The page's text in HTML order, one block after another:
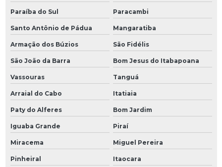
Paraíba do Sul Paracambi
Santo Antônio de Pádua Mangaratiba
Armação dos Búzios São Fidélis
São João da Barra Bom Jesus do Itabapoana
Vassouras Tanguá
Arraial do Cabo Itatiaia
Paty do Alferes Bom Jardim
Iguaba Grande Piraí
Miracema Miguel Pereira
Pinheiral Itaocara